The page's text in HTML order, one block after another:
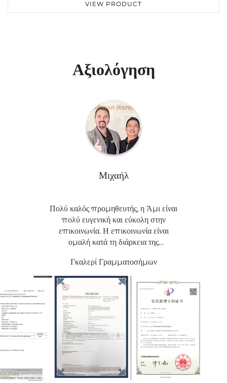
VIEW PRODUCT
Αξιολόγηση
Μιχαήλ
Πολύ καλός προμηθευτής, η Άμι είναι
πολύ ευγενική και εύκολη στην
επικοινωνία. Η επικοινωνία είναι
ομαλή κατά τη διάρκεια της
προϊόντος.Και τα προϊόντα είναι
εξαιρετικής ποιότητας.
Γκαλερί Γραμματοσήμων